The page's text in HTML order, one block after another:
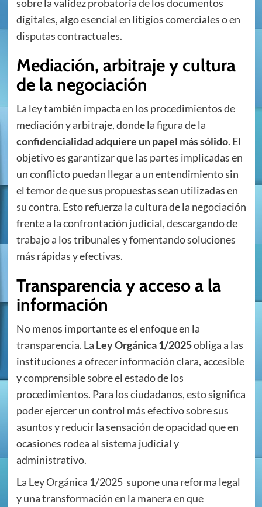
sobre la validez probatoria de los documentos
digitales, algo esencial en litigios comerciales o en
disputas contractuales.
Mediación, arbitraje y cultura
de la negociación
La ley también impacta en los procedimientos de
mediación y arbitraje, donde la figura de la
confidencialidad adquiere un papel más sólido. El
objetivo es garantizar que las partes implicadas en
un conflicto puedan llegar a un entendimiento sin
el temor de que sus propuestas sean utilizadas en
su contra. Esto refuerza la cultura de la negociación
frente a la confrontación judicial, descargando de
trabajo a los tribunales y fomentando soluciones
más rápidas y efectivas.
Transparencia y acceso a la
información
No menos importante es el enfoque en la
transparencia. La Ley Orgánica 1/2025obliga a las
instituciones a ofrecer información clara, accesible
y comprensible sobre el estado de los
procedimientos. Para los ciudadanos, esto significa
poder ejercer un control más efectivo sobre sus
asuntos y reducir la sensación de opacidad que en
ocasiones rodea al sistema judicial y
administrativo.
La Ley Orgánica 1/2025 supone una reforma legal
y una transformación en la manera en que